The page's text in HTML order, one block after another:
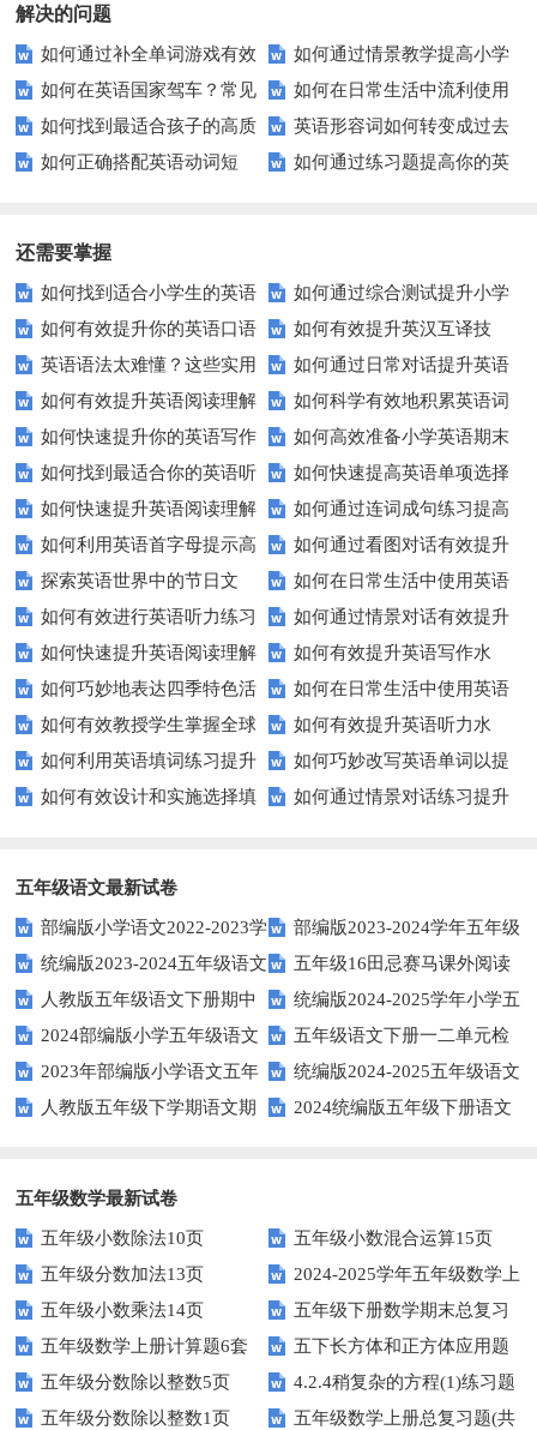
解决的问题
如何通过补全单词游戏有效
提高初中英语水平？
如何通过情景教学提高小学
生的英语交际能力？
如何在英语国家驾车？常见
交通规则问答
如何在日常生活中流利使用
英语？这些实用短语你必须知
道！
如何找到最适合孩子的高质
量小升初英语复习资料？
英语形容词如何转变成过去
式？这里有你需要知道的一切
如何正确搭配英语动词短
如何通过练习题提高你的英
还需要掌握
如何找到适合小学生的英语
听力练习资源？
如何通过综合测试提升小学
生英语听说读写技能？
如何有效提升你的英语口语
表达能力？这5个技巧让你说一
口流利英语！
如何有效提升英汉互译技
巧？这些方法让你翻译更精准！
英语语法太难懂？这些实用
技巧让你轻松掌握！
如何通过日常对话提升英语
口语能力？试试这5个方法！
如何有效提升英语阅读理解
能力？这些技巧让你事半功倍！
如何科学有效地积累英语词
汇？
如何快速提升你的英语写作
技巧？这些建议助你一臂之力
如何高效准备小学英语期末
评估？这些技巧助你轻松过关！
如何找到最适合你的英语听
力测试？
如何快速提高英语单项选择
题的得分？
如何快速提升英语阅读理解
能力？这些技巧你必须知道！
如何通过连词成句练习提高
英语水平？
如何利用英语首字母提示高
效完成填空题？
如何通过看图对话有效提升
英语口语水平？
探索英语世界中的节日文
化：您知道这些传统吗？
如何在日常生活中使用英语
进行有效沟通？——实用英语口
语技巧
如何有效进行英语听力练习
以快速提升？
如何通过情景对话有效提升
英语口语水平？
如何快速提升英语阅读理解
能力？这些技巧你必须知道！
如何有效提升英语写作水
平？这里有五个实用建议！
如何巧妙地表达四季特色活
动？这些建议让您的活动更加丰
富多彩！
如何在日常生活中使用英语
进行有效问答？——实用技巧分
享
如何有效教授学生掌握全球
通用的日期表达？
如何有效提升英语听力水
平？这些测试技巧要知道！
如何利用英语填词练习提升
词汇量？这里有5个高效方法值
如何巧妙改写英语单词以提
升文章魅力？
如何有效设计和实施选择填
如何通过情景对话练习提升
五年级语文最新试卷
部编版小学语文2022-2023学
年上期五年级期末试题
部编版2023-2024学年五年级
语文下学期期末考前质量冲刺卷
统编版2023-2024五年级语文
下册期中阶段调研卷
五年级16田忌赛马课外阅读
练习题及答案
人教版五年级语文下册期中
试题及参考答案
统编版2024-2025学年小学五
年级语文上册期中试卷
2024部编版小学五年级语文
下学期期末测试卷
五年级语文下册一二单元检
测题
2023年部编版小学语文五年
级下册期末模拟题
统编版2024-2025五年级语文
第一学期期末测试卷
人教版五年级下学期语文期
2024统编版五年级下册语文
五年级数学最新试卷
五年级小数除法10页
五年级小数混合运算15页
五年级分数加法13页
2024-2025学年五年级数学上
册期末素养测评卷（考试版A4
人教版）
五年级小数乘法14页
五年级下册数学期末总复习
题——选择题专项练习
五年级数学上册计算题6套
五下长方体和正方体应用题
专项训练
五年级分数除以整数5页
4.2.4稍复杂的方程(1)练习题
及答案
五年级分数除以整数1页 五年级数学上册总复习题(共